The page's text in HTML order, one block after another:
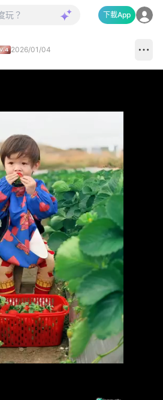
下載App
2026/01/04